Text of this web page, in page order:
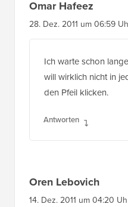
Omar Hafeez
28. Dez. 2011 um 06:59
Ich warte schon
will wirklich nicht in
den Pfeil klicken.
Antworten
Oren Lebovich
14. Dez. 2011 um 04:20